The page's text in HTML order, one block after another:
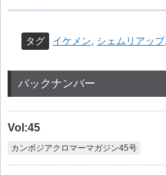
タグ イケメン シェムリアップ,
バックナンバー
Vol:45
カンボジアクロマーマガジン45号